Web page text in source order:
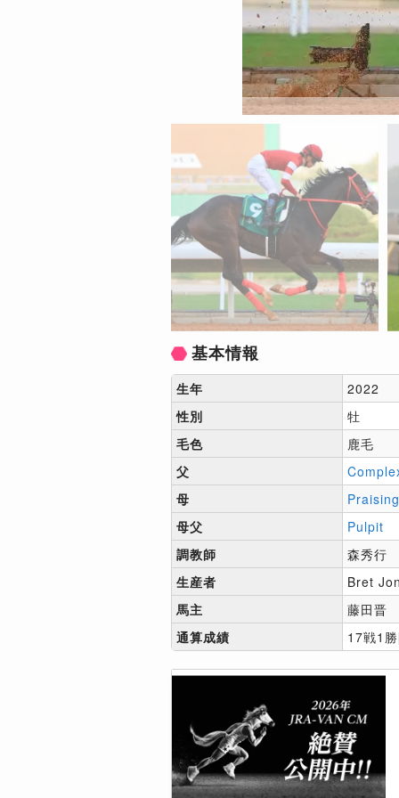
基本情報
生年
2022
性別
牡
毛色
鹿毛
父
母
Praising
母父
Pulpit
調教師
森秀行
生産者
Bret
馬主
藤田晋
通算成績
17戦1